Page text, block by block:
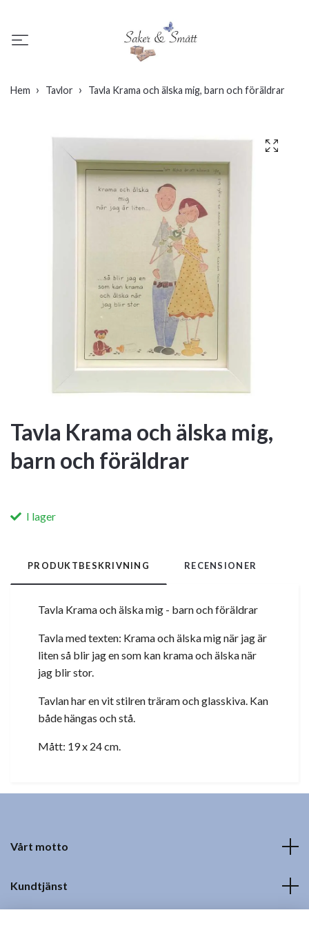
Hem Tavlor Tavla Krama och älska mig, barn och föräldrar
Tavla Krama och älska mig,
barn och föräldrar
I lager
PRODUKTBESKRIVNING RECENSIONER
Tavla Krama och älska mig - barn och föräldrar
Tavla med texten: Krama och älska mig när jag är
liten så blir jag en som kan krama och älska när
jag blir stor.
Tavlan har en vit stilren träram och glasskiva. Kan
både hängas och stå.
Mått: 19 x 24 cm.
Vårt motto
Kundtjänst